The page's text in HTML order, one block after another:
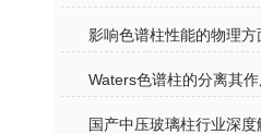
影响色谱柱性能的物理方
国产中压玻璃柱行业深